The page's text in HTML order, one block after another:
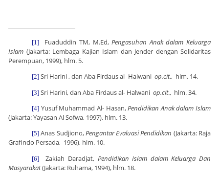
[1] Fuaduddin TM, M.Ed,Pengasuhan Anak dalam Keluarga
Islam (Jakarta: Lembaga Kajian Islam dan Jender dengan Solidaritas
Perempuan, 1999), hlm. 5.
[2] Sri Harini , dan Aba Firdaus al- Halwani op.cit., hlm. 14.
[3] Sri Harini, dan Aba Firdaus al- Halwani op.cit., hlm. 34.
[4] Yusuf Muhammad Al- Hasan,Pendidikan Anak dalam Islam
(Jakarta: Yayasan Al Sofwa, 1997), hlm. 13.
[5] Anas Sudjiono,Pengantar Evaluasi Pendidikan (Jakarta: Raja
Grafindo Persada, 1996), hlm. 10.
[6] Zakiah Daradjat, Pendidikan Islam dalam Keluarga Dan
Masyarakat(Jakarta: Ruhama, 1994), hlm. 18.